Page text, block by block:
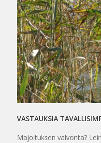
VASTAUKSIA
Majoituksen valvonta?